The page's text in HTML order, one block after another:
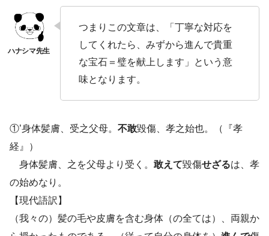
つまりこの文章は、「丁寧な対応を
してくれたら、みずから進んで貴重
な宝石＝璧を献上します」という意
味となります。
①’身体髪膚、受之父母。 不敢毀傷、孝之始也。（『孝
経』）
身体髪膚、之を父母より受く。 敢えて毀傷せざるは、孝
の始めなり。
【現代語訳】
（我々の）髪の毛や皮膚を含む身体（の全ては）、両親か